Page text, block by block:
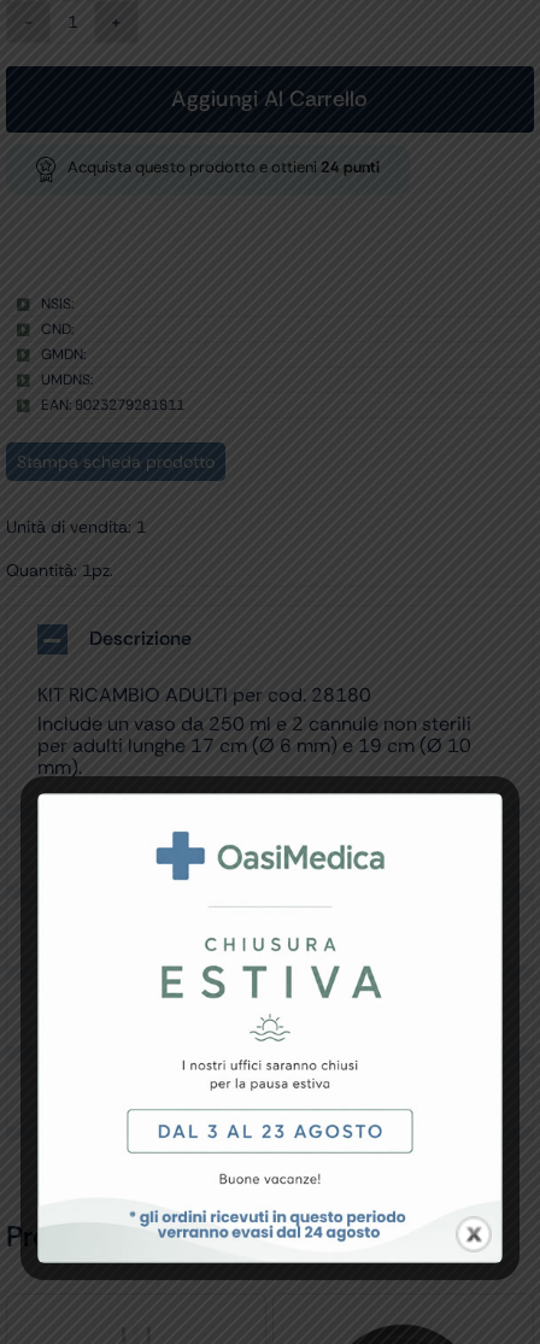
KIT
ADULTI
28180
quantità
Aggiungi Al Carrello
Acquista questo prodotto e ottieni 24 punti
NSIS:
CND:
GMDN:
UMDNS:
EAN: 8023279281811
Stampa scheda prodotto
Unità di vendita: 1
Quantità: 1pz.
Descrizione
KIT RICAMBIO ADULTI per cod. 28180
Include un vaso da 250 ml e 2 cannule non sterili
per adulti lunghe 17 cm (Ø 6 mm) e 19 cm (Ø 10
mm).
Specifiche Tecniche
Resi e Garanzia
Prodotti Correlati